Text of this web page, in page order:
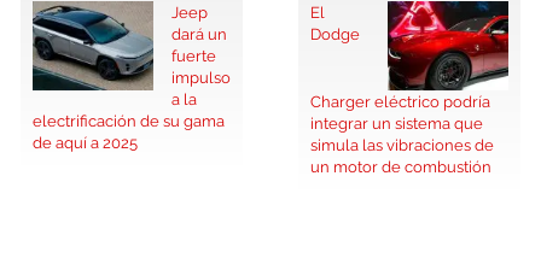
Jeep
dará un
fuerte
impulso
a la
electrificación de su gama
de aquí a 2025
El
Dodge
Charger eléctrico podría
integrar un sistema que
simula las vibraciones de
un motor de combustión